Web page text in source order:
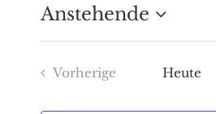
Anstehende
Datum
wählen.
Vorherige
Heute